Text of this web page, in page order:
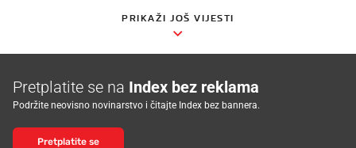
PRIKAŽI JOŠ VIJESTI
Pretplatite se na Index bez reklama
Podržite neovisno novinarstvo i čitajte Index bez bannera.
Pretplatite se